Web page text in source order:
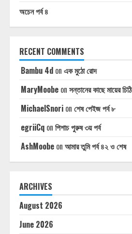
অচেন পর্ব ৪
RECENT COMMENTS
Bambu 4d on এক মুঠো রোদ
MaryMoobe on সন্তানের কাছে মায়ের চিঠি
MichaelSnori on শেষ পেইজ পর্ব ৮
egriiCq on পিশাচ পুরুষ ৩য় পর্ব
AshMoobe on আমার তুমি পর্ব ৪২ ও শেষ
ARCHIVES
August 2026
June 2026